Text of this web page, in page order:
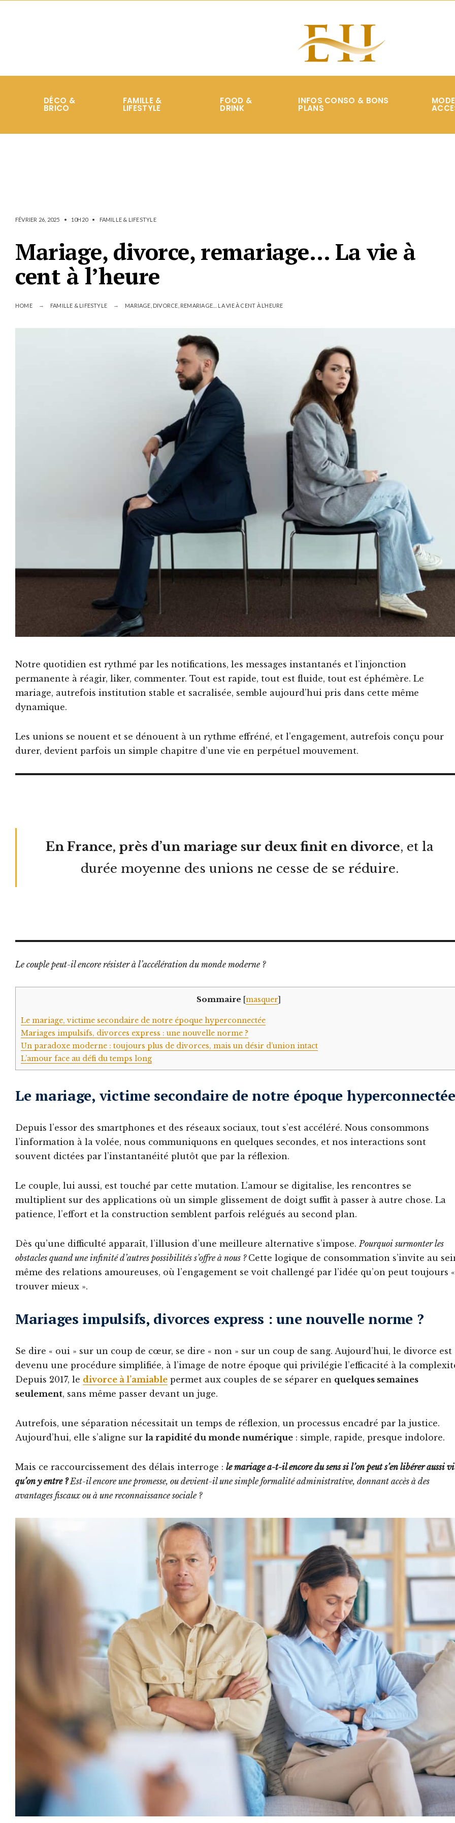
DÉCO &
BRICO
FAMILLE &
LIFESTYLE
FOOD &
DRINK
INFOS CONSO & BONS
PLANS
FÉVRIER 26, 2025 • 10H20 • FAMILLE & LIFESTYLE
Mariage, divorce, remariage… La vie à
cent à l’heure
HOME FAMILLE & LIFESTYLE MARIAGE, DIVORCE, REMARIAGE… LA VIE À CENT À L’HEURE
Notre quotidien est rythmé par les notifications, les messages instantanés et l’injonction
permanente à réagir, liker, commenter. Tout est rapide, tout est fluide, tout est éphémère. Le
mariage, autrefois institution stable et sacralisée, semble aujourd’hui pris dans cette même
dynamique.
Les unions se nouent et se dénouent à un rythme effréné, et l’engagement, autrefois conçu pour
durer, devient parfois un simple chapitre d’une vie en perpétuel mouvement.
En France, près d’un mariage sur deux finit en divorce, et la
durée moyenne des unions ne cesse de se réduire.
Le couple peut-il encore résister à l’accélération du monde moderne ?
Sommaire masquer
Le mariage, victime secondaire de notre époque hyperconnectée
Mariages impulsifs, divorces express : une nouvelle norme ?
Un paradoxe moderne : toujours plus de divorces, mais un désir d’union intact
L’amour face au défi du temps long
Le mariage, victime secondaire de notre époque hyperconnectée
Depuis l’essor des smartphones et des réseaux sociaux, tout s’est accéléré. Nous consommons
l’information à la volée, nous communiquons en quelques secondes, et nos interactions sont
souvent dictées par l’instantanéité plutôt que par la réflexion.
Le couple, lui aussi, est touché par cette mutation. L’amour se digitalise, les rencontres se
multiplient sur des applications où un simple glissement de doigt suffit à passer à autre chose. La
patience, l’effort et la construction semblent parfois relégués au second plan.
Dès qu’une difficulté apparaît, l’illusion d’une meilleure alternative s’impose.Pourquoi surmonter les
obstacles quand une infinité d’autres possibilités s’offre à nous ? Cette logique de consommation s’invite au
même des relations amoureuses, où l’engagement se voit challengé par l’idée qu’on peut toujours «
trouver mieux ».
Mariages impulsifs, divorces express : une nouvelle norme ?
Se dire « oui » sur un coup de cœur, se dire « non » sur un coup de sang. Aujourd’hui, le divorce est
devenu une procédure simplifiée, à l’image de notre époque qui privilégie l’efficacité à la
Depuis 2017, le divorce à l’amiable permet aux couples de se séparer en quelques semaines
seulement, sans même passer devant un juge.
Autrefois, une séparation nécessitait un temps de réflexion, un processus encadré par la justice.
Aujourd’hui, elle s’aligne sur la rapidité du monde numérique : simple, rapide, presque indolore.
Mais ce raccourcissement des délais interroge : le mariage a-t-il encore du sens si l’on peut s’en libérer aussi
qu’on y entre ?Est-il encore une promesse, ou devient-il une simple formalité administrative, donnant accès à des
avantages fiscaux ou à une reconnaissance sociale ?